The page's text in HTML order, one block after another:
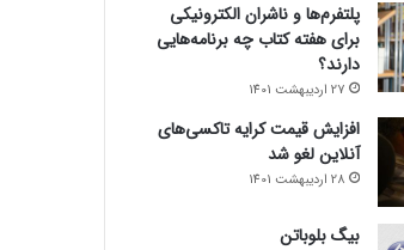
پلتفرم‌ها و ناشران الکترونیکی
برای هفته کتاب چه برنامه‌هایی
دارند؟
27 اردیبهشت 1401
افزایش قیمت کرایه تاکسی‌های
آنلاین لغو شد
28 اردیبهشت 1401
بیگ بلوباتن